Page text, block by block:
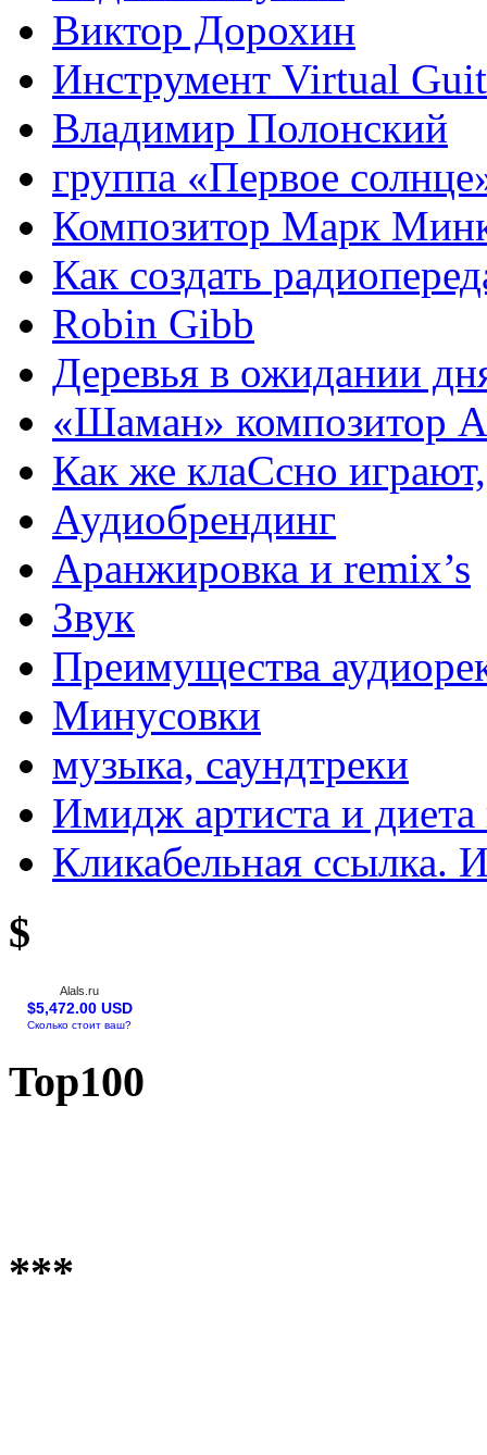
Виктор Дорохин
Инструмент Virtual
Владимир Полонский
группа «Первое
Композитор Марк
Как создать
Robin Gibb
Деревья в ожидании
«Шаман» композитор
Как же клаСсно
Аудиобрендинг
Аранжировка и remix’s
Звук
Преимущества
Минусовки
музыка, саундтреки
Имидж артиста и
Кликабельная ссылка.
$
Alals.ru
$5,472.00 USD
Сколько стоит ваш?
Top100
***